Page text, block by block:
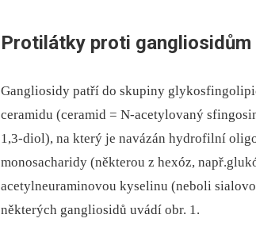
Protilátky proti gangliosidům
Gangliosidy patří do skupiny
ceramidu (ceramid = N-acetylovaný
1,3-diol), na který je navázán hydrofilní
monosacharidy (některou z hexóz,
acetylneuraminovou kyselinu (neboli
některých gangliosidů uvádí obr. 1.